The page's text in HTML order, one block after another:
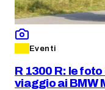
Eventi
R 1300 R: le
viaggio ai BMW